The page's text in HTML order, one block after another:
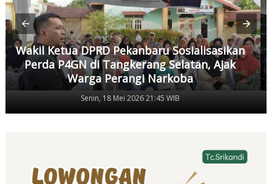
Wakil Ketua DPRD Pekanbaru Sosialisasikan
Perda P4GN di Tangkerang Selatan, Ajak
Warga Perangi Narkoba
Senin, 18 Mei 2026 21:45 WIB